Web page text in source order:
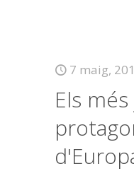
7 maig,
Els